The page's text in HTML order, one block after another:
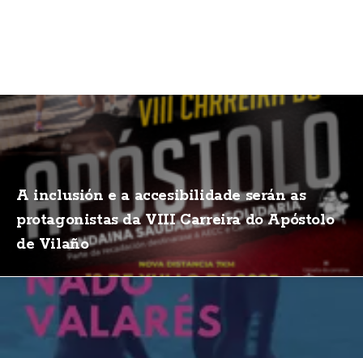
A inclusión e a accesibilidade serán as
protagonistas da VIII Carreira do Apóstolo
de Vilaño